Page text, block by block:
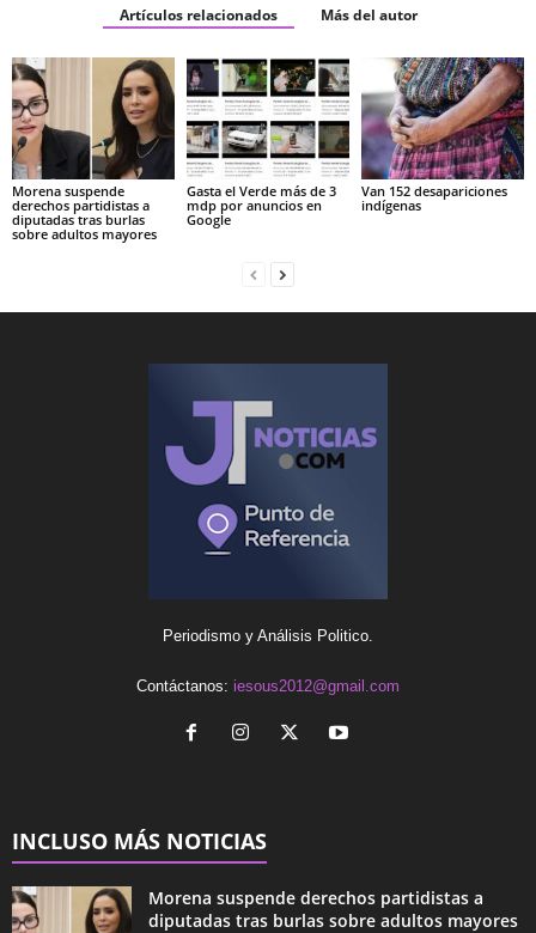
Artículos relacionados Más del autor
Morena suspende
derechos partidistas a
diputadas tras burlas
sobre adultos mayores
Gasta el Verde más de 3
mdp por anuncios en
Google
Van 152 desapariciones
indígenas
Periodismo y Análisis Politico.
Contáctanos: iesous2012@gmail.com
INCLUSO MÁS NOTICIAS
Morena suspende derechos partidistas a
diputadas tras burlas sobre adultos mayores